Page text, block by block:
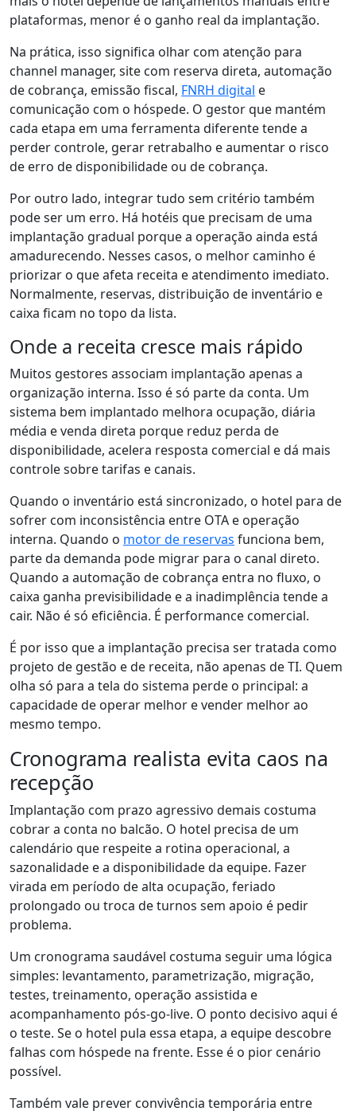
plataformas, menor é o ganho real da implantação.
Na prática, isso significa olhar com atenção para
channel manager, site com reserva direta, automação
de cobrança, emissão fiscal, FNRH digital e
comunicação com o hóspede. O gestor que mantém
cada etapa em uma ferramenta diferente tende a
perder controle, gerar retrabalho e aumentar o risco
de erro de disponibilidade ou de cobrança.
Por outro lado, integrar tudo sem critério também
pode ser um erro. Há hotéis que precisam de uma
implantação gradual porque a operação ainda está
amadurecendo. Nesses casos, o melhor caminho é
priorizar o que afeta receita e atendimento imediato.
Normalmente, reservas, distribuição de inventário e
caixa ficam no topo da lista.
Onde a receita cresce mais rápido
Muitos gestores associam implantação apenas a
organização interna. Isso é só parte da conta. Um
sistema bem implantado melhora ocupação, diária
média e venda direta porque reduz perda de
disponibilidade, acelera resposta comercial e dá mais
controle sobre tarifas e canais.
Quando o inventário está sincronizado, o hotel para de
sofrer com inconsistência entre OTA e operação
interna. Quando o motor de reservas funciona bem,
parte da demanda pode migrar para o canal direto.
Quando a automação de cobrança entra no fluxo, o
caixa ganha previsibilidade e a inadimplência tende a
cair. Não é só eficiência. É performance comercial.
É por isso que a implantação precisa ser tratada como
projeto de gestão e de receita, não apenas de TI. Quem
olha só para a tela do sistema perde o principal: a
capacidade de operar melhor e vender melhor ao
mesmo tempo.
Cronograma realista evita caos na
recepção
Implantação com prazo agressivo demais costuma
cobrar a conta no balcão. O hotel precisa de um
calendário que respeite a rotina operacional, a
sazonalidade e a disponibilidade da equipe. Fazer
virada em período de alta ocupação, feriado
prolongado ou troca de turnos sem apoio é pedir
problema.
Um cronograma saudável costuma seguir uma lógica
simples: levantamento, parametrização, migração,
testes, treinamento, operação assistida e
acompanhamento pós-go-live. O ponto decisivo aqui é
o teste. Se o hotel pula essa etapa, a equipe descobre
falhas com hóspede na frente. Esse é o pior cenário
possível.
Também vale prever convivência temporária entre